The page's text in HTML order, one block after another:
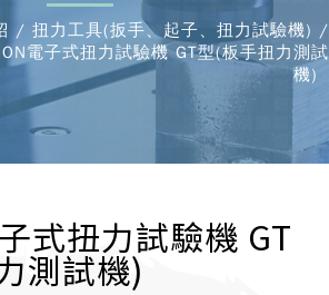
/ 扭力工具(扳手、起子、扭力試驗機) /
電子式扭力試驗機 GT型(板手扭力測試
機)
式扭力試驗機 GT
測試機)